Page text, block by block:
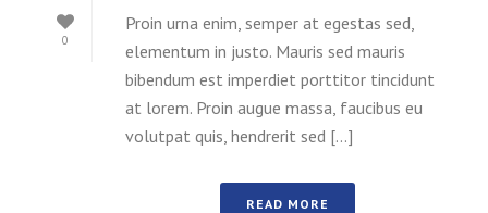
0
Proin urna enim, semper at egestas sed,
elementum in justo. Mauris sed mauris
bibendum est imperdiet porttitor tincidunt
at lorem. Proin augue massa, faucibus eu
volutpat quis, hendrerit sed [...]
READ MORE